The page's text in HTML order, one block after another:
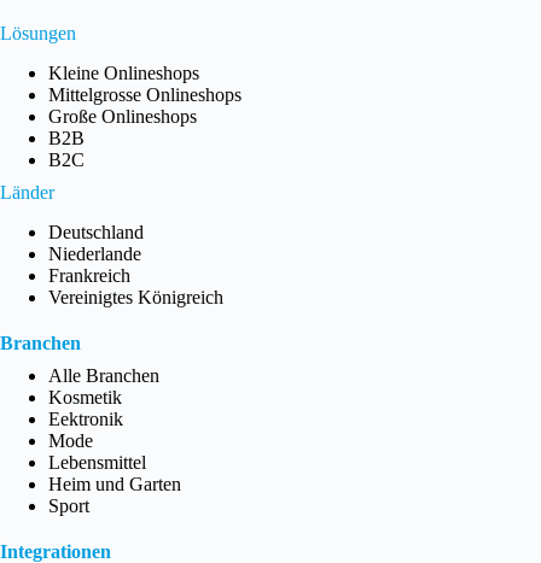
Lösungen
Kleine Onlineshops
Mittelgrosse Onlineshops
Große Onlineshops
B2B
B2C
Länder
Deutschland
Niederlande
Frankreich
Vereinigtes Königreich
Branchen
Alle Branchen
Kosmetik
Eektronik
Mode
Lebensmittel
Heim und Garten
Sport
Integrationen